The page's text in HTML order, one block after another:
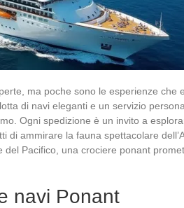
ma poche sono le esperienze che
di navi eleganti e un servizio
Ogni spedizione è un invito a
di ammirare la fauna spettacolare
Pacifico, una crociere ponant
navi Ponant